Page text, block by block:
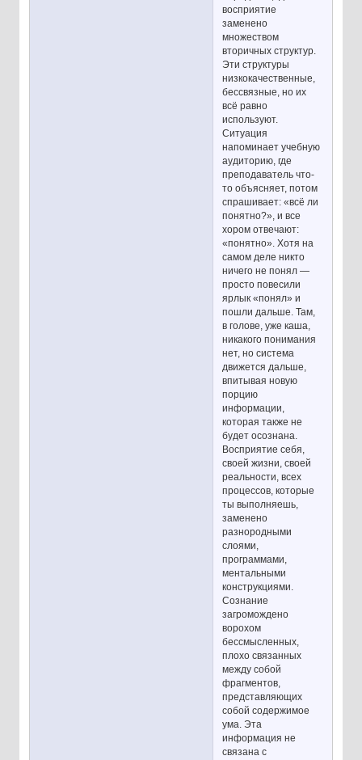
восприятие
заменено
множеством
вторичных структур.
Эти структуры
низкокачественные,
бессвязные, но их
всё равно
используют.
Ситуация
напоминает учебную
аудиторию, где
преподаватель что-
то объясняет, потом
спрашивает: «всё ли
понятно?», и все
хором отвечают:
«понятно». Хотя на
самом деле никто
ничего не понял —
просто повесили
ярлык «понял» и
пошли дальше. Там,
в голове, уже каша,
никакого понимания
нет, но система
движется дальше,
впитывая новую
порцию
информации,
которая также не
будет осознана.
Восприятие себя,
своей жизни, своей
реальности, всех
процессов, которые
ты выполняешь,
заменено
разнородными
слоями,
программами,
ментальными
конструкциями.
Сознание
загромождено
ворохом
бессмысленных,
плохо связанных
между собой
фрагментов,
представляющих
собой содержимое
ума. Эта
информация не
связана с